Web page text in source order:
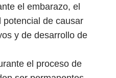
el embarazo, el
potencial de causar
y de desarrollo de
el proceso de